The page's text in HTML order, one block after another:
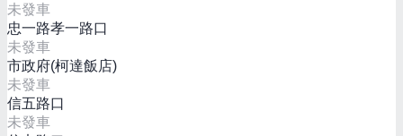
未發車
忠一路孝一路口
未發車
市政府(柯達飯店)
未發車
信五路口
未發車